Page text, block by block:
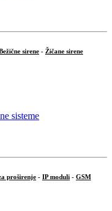
sirene - Žičane sirene
proširenje - IP moduli - GSM